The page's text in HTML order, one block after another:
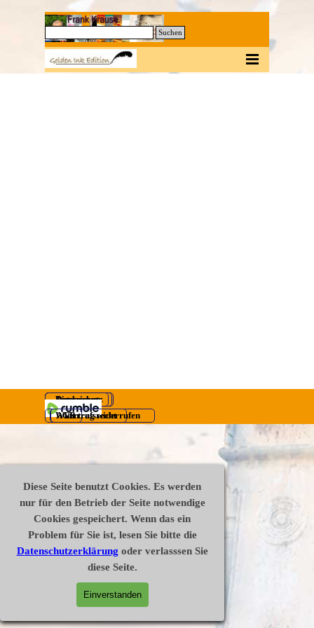
Diese Seite benutzt Cookies. Es werden
nur für den Betrieb der Seite notwendige
Cookies gespeichert. Wenn das ein
Problem für Sie ist, lesen Sie bitte die
Datenschutzerklärung oder verlasssen Sie
diese Seite.
Einverstanden
Direkt zum Seiteninhalt
Suchen
Datenschutz
Disclaimer
Impressum
AGB
Widerrufsrecht
Vertrag widerrufen